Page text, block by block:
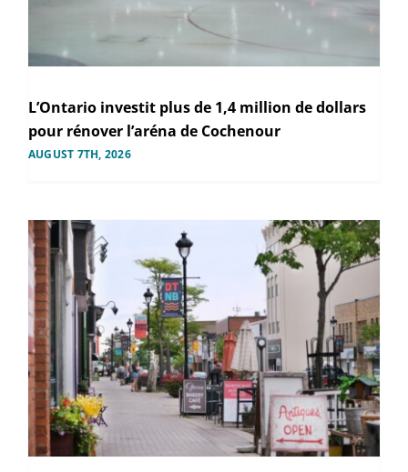
L’Ontario investit plus de 1,4 million de dollars
pour rénover l’aréna de Cochenour
AUGUST 7TH, 2026